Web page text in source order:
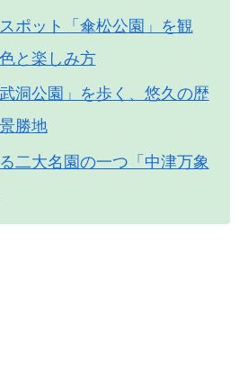
ポット「傘松公園」を観
と楽しみ方
洞公園」を歩く、悠久の歴
勝地
二大名園の一つ「中津万象